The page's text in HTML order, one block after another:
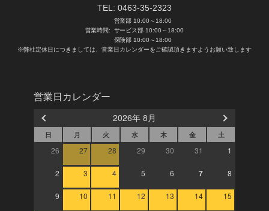
TEL:0463-35-2323
営業時間:
営業部 10:00～18:00
サービス部 10:00～18:00
保険部 10:00～18:00
※弊社定休日につきましては、営業日カレンダーをご確認頂きますようお願い致します
営業日カレンダー
2026年 8月
日 月 火 水 木 金 土
26 27 28 29 30 31 1
2 3 4 5 6 7 8
9 10 11 12 13 14 15